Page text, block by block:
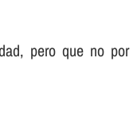
pero que no por